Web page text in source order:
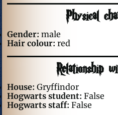
Physical
Gender: male
Hair colour: red
Relationship
House: Gryffindor
Hogwarts student: False
Hogwarts staff: False